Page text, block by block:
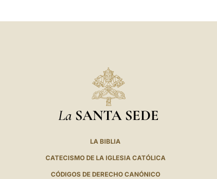
La SANTA SEDE
LA BIBLIA
CATECISMO DE LA IGLESIA CATÓLICA
CÓDIGOS DE DERECHO CANÓNICO